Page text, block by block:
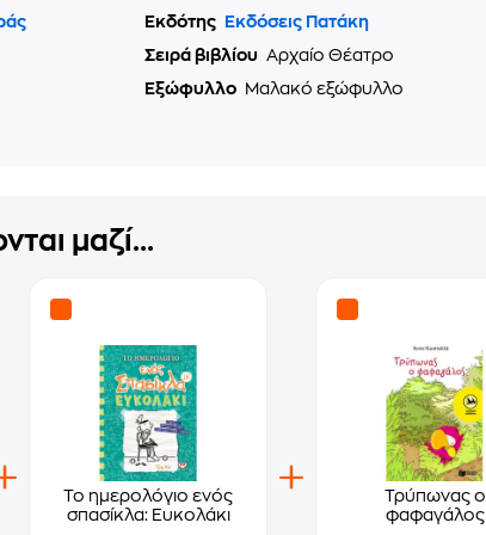
Εκδότης
Εκδόσεις Πατάκη
Σειρά βιβλίου Αρχαίο Θέατρο
Εξώφυλλο Μαλακό εξώφυλλο
μαζί...
Το ημερολόγιο ενός
σπασίκλα: Ευκολάκι
Τρύπωνας ο
φαφαγάλος